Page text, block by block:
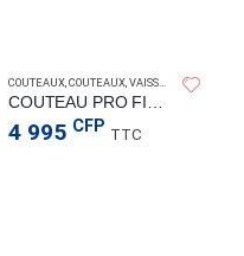
COUTEAUX,COUTEAUX,VAISSELLE
COUTEAU PRO FILLETING KIT CART
4 995 CFP TTC